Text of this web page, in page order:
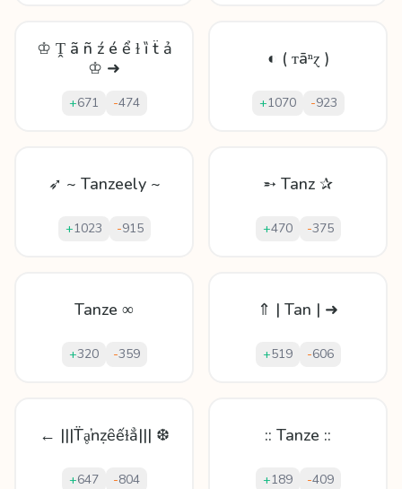
♔ Ṱ ã ñ ź é ể ɫ ȉ ẗ ả
♔ ➜
+671 -474
◐ ( ᴛāⁿɀ )
+1070 -923
➶ ~ Tanzeely ~
+1023 -915
➵ Tanz ✰
+470 -375
Tanze ∞
+320 -359
⇑ | Tan | ➜
+519 -606
← |||T̈ḁŉẓȇếɫẳ||| ❆
+647 -804
:: Tanze ::
+189 -409